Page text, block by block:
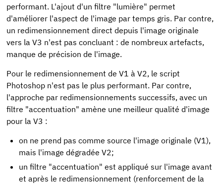
performant. L'ajout d'un filtre "lumière" permet
d'améliorer l'aspect de l'image par temps gris. Par contre,
un redimensionnement direct depuis l'image originale
vers la V3 n'est pas concluant : de nombreux artefacts,
manque de précision de l'image.
Pour le redimensionnement de V1 à V2, le script
Photoshop n'est pas le plus performant. Par contre,
l'approche par redimensionnements successifs, avec un
filtre "accentuation" amène une meilleur qualité d'image
pour la V3 :
on ne prend pas comme source l'image originale (V1),
mais l'image dégradée V2;
un filtre "accentuation" est appliqué sur l'image avant
et après le redimensionnement (renforcement de la